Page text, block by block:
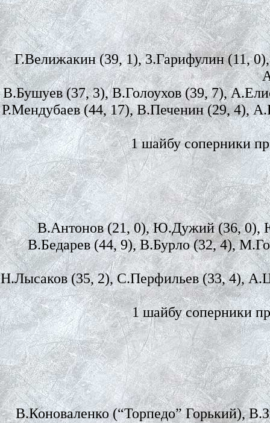
Г.Велижакин (39, 1), 3.Гарифулин (11,
В.Бушуев (37, 3), В.Голоухов (39, 7),
Р.Мендубаев (44, 17), В.Печенин (29, 4),
1 шайбу соперники
В.Антонов (21, 0), Ю.Дужий (36, 0),
В.Бедарев (44, 9), В.Бурло (32, 4),
Н.Лысаков (35, 2), С.Перфильев (33, 4),
1 шайбу соперники
В.Коноваленко (“Торпедо” Горький),